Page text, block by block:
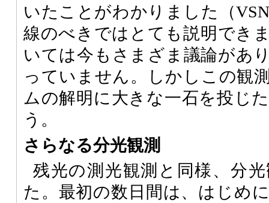
いたことがわかりました（
線のべきではとても説明でき
いては今もさまざま議論があ
っていません。しかしこの観
ムの解明に大きな一石を投じ
う。
さらなる分光観測
残光の測光観測と同様、分
た。最初の数日間は、はじめ